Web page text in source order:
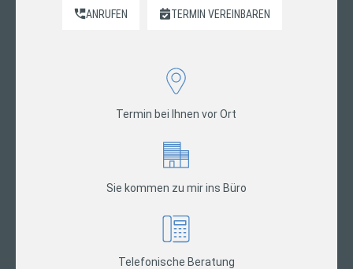
ANRUFEN TERMIN VEREINBAREN
Termin bei Ihnen vor Ort
Sie kommen zu mir ins Büro
Telefonische Beratung